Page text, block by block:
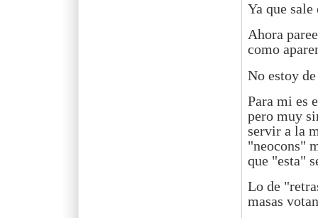
Ya que
Ahora
como
No estoy
Para mi es
pero muy
servir a la
"neocons"
que "esta"
Lo de
masas